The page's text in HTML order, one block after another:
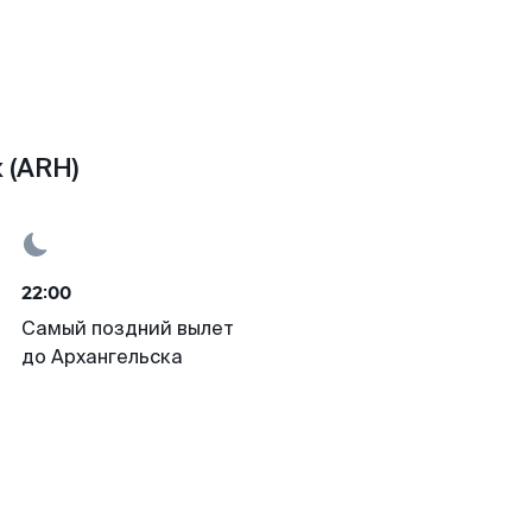
22:00
Самый поздний вылет
до Архангельска